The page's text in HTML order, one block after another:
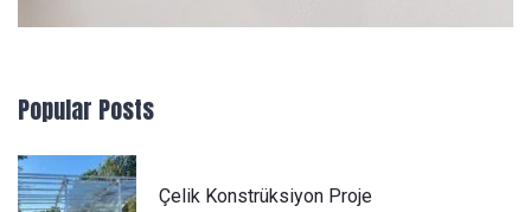
Popular Posts
Çelik Konstrüksiyon Proje